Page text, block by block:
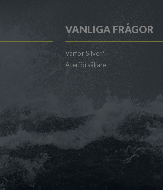
VANLIGA FRÅGOR
Varför Silver?
Återförsäljare